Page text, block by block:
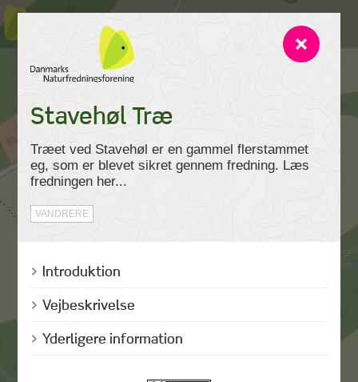
Stavehøl Træ
Træet ved Stavehøl er en gammel flerstammet
eg, som er blevet sikret gennem fredning. Læs
fredningen her...
VANDRERE
Introduktion
Vejbeskrivelse
Yderligere information